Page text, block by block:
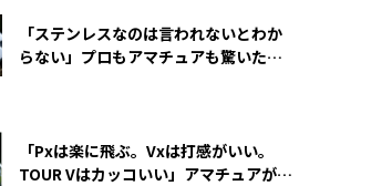
「ステンレスなのは言われないとわか
らない」プロもアマチュアも驚いた
「Pxは楽に飛ぶ。Vxは打感がいい。
TOUR Vはカッコいい」アマチュアが選